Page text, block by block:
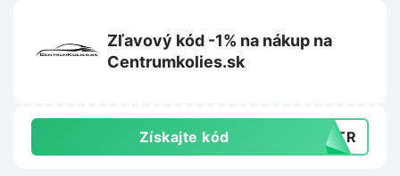
Zľavový kód -1% na nákup na
Centrumkolies.sk
Získajte kód HZTR